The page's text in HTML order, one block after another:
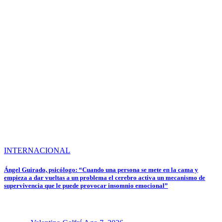
INTERNACIONAL
Ángel Guirado, psicólogo: “Cuando una persona se mete en la cama y
empieza a dar vueltas a un problema el cerebro activa un mecanismo de
supervivencia que le puede provocar insomnio emocional”